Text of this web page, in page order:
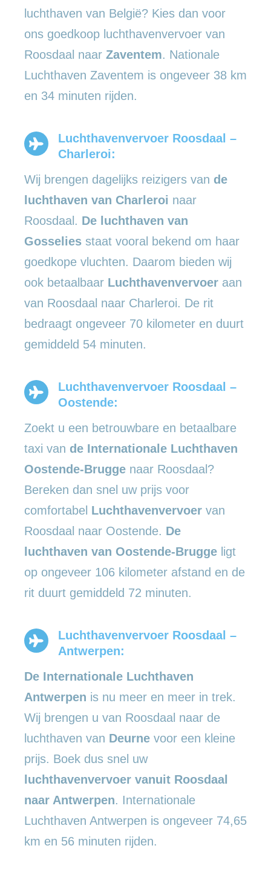
luchthaven van België? Kies dan voor
ons goedkoop luchthavenvervoer van
Roosdaal naar Zaventem. Nationale
Luchthaven Zaventem is ongeveer 38 km
en 34 minuten rijden.
Luchthavenvervoer Roosdaal –
Charleroi:
Wij brengen dagelijks reizigers van de
luchthaven van Charleroi naar
Roosdaal. De luchthaven van
Gosselies staat vooral bekend om haar
goedkope vluchten. Daarom bieden wij
ook betaalbaar Luchthavenvervoer aan
van Roosdaal naar Charleroi. De rit
bedraagt ongeveer 70 kilometer en duurt
gemiddeld 54 minuten.
Luchthavenvervoer Roosdaal –
Oostende:
Zoekt u een betrouwbare en betaalbare
taxi van de Internationale Luchthaven
Oostende-Brugge naar Roosdaal?
Bereken dan snel uw prijs voor
comfortabel Luchthavenvervoer van
Roosdaal naar Oostende. De
luchthaven van Oostende-Brugge ligt
op ongeveer 106 kilometer afstand en de
rit duurt gemiddeld 72 minuten.
Luchthavenvervoer Roosdaal –
Antwerpen:
De Internationale Luchthaven
Antwerpen is nu meer en meer in trek.
Wij brengen u van Roosdaal naar de
luchthaven van Deurne voor een kleine
prijs. Boek dus snel uw
luchthavenvervoer vanuit Roosdaal
naar Antwerpen. Internationale
Luchthaven Antwerpen is ongeveer 74,65
km en 56 minuten rijden.